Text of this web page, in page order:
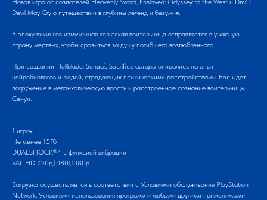
Новая игра от создателей Heavenly Sword, Enslaved: Odyssey to the West и DmC:
Devil May Cry о путешествии в глубины легенд и безумия.
В эпоху викингов измученная кельтская воительница отправляется в ужасную
страну мертвых, чтобы сразиться за душу погибшего возлюбленного.
При создании Hellblade: Senua’s Sacrifice авторы опирались на опыт
нейробиологов и людей, страдающих психическими расстройствами. Вас ждет
погружение в меланхолическую ярость и расстроенное сознание воительницы
Сенуи.
1 игрок
Не менее 15Гб
DUALSHOCK®4 с функцией вибрации
PAL HD 720p,1080i,1080p
Загрузка осуществляется в соответствии с Условиями обслуживания PlayStation
Network, Условиями использования программ и любыми другими применимыми